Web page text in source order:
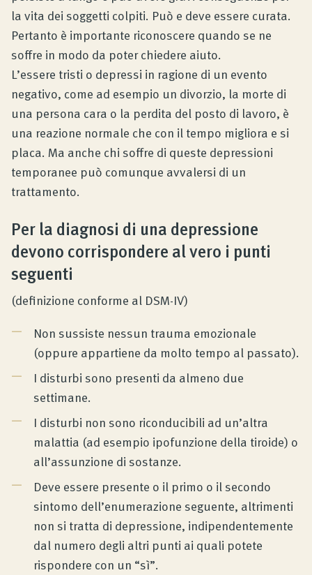
la vita dei soggetti colpiti. Può e deve essere curata.
Pertanto è importante riconoscere quando se ne
soffre in modo da poter chiedere aiuto.
L’essere tristi o depressi in ragione di un evento
negativo, come ad esempio un divorzio, la morte di
una persona cara o la perdita del posto di lavoro, è
una reazione normale che con il tempo migliora e si
placa. Ma anche chi soffre di queste depressioni
temporanee può comunque avvalersi di un
trattamento.
Per la diagnosi di una depressione
devono corrispondere al vero i punti
seguenti
(definizione conforme al DSM-IV)
Non sussiste nessun trauma emozionale
(oppure appartiene da molto tempo al passato).
I disturbi sono presenti da almeno due
settimane.
I disturbi non sono riconducibili ad un’altra
malattia (ad esempio ipofunzione della tiroide) o
all’assunzione di sostanze.
Deve essere presente o il primo o il secondo
sintomo dell’enumerazione seguente, altrimenti
non si tratta di depressione, indipendentemente
dal numero degli altri punti ai quali potete
rispondere con un “sì”.